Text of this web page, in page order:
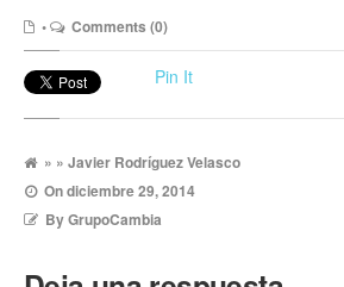
• Comments (0)
Pin It
» » Javier Rodríguez Velasco
Ondiciembre 29, 2014
ByGrupoCambia